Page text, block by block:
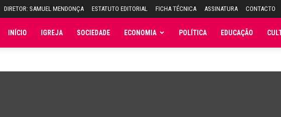
DIRETOR: SAMUEL MENDONÇA ESTATUTO EDITORIAL FICHA TÉCNICA ASSINATURA CONTACTO
INÍCIO IGREJA SOCIEDADE ECONOMIA POLÍTICA EDUCAÇÃO